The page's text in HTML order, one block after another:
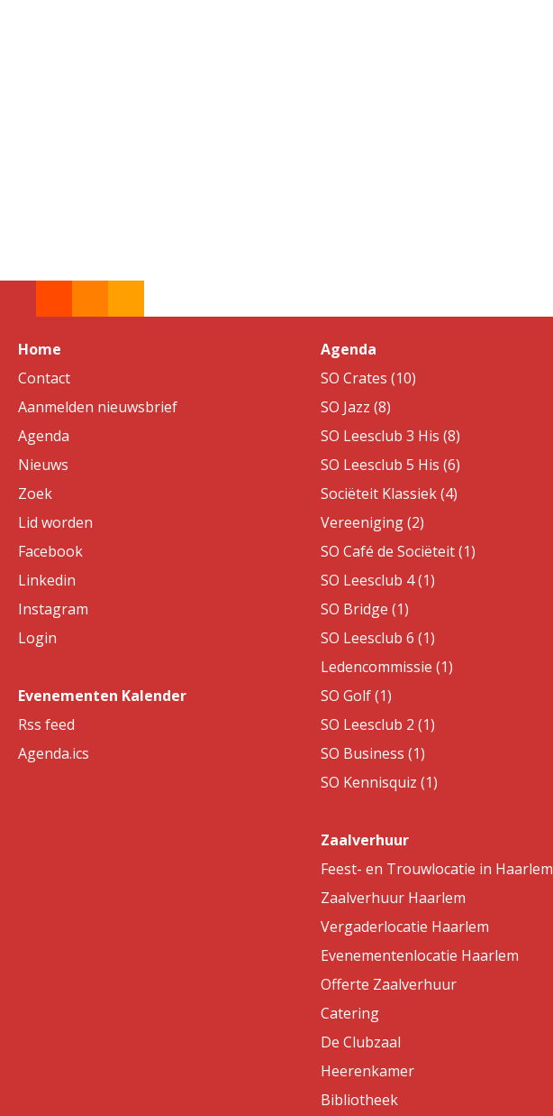
Home
Contact
Aanmelden nieuwsbrief
Agenda
Nieuws
Zoek
Lid worden
Facebook
Linkedin
Instagram
Login
Evenementen Kalender
Rss feed
Agenda.ics
Agenda
SO Crates (10)
SO Jazz (8)
SO Leesclub 3 His (8)
SO Leesclub 5 His (6)
Sociëteit Klassiek (4)
Vereeniging (2)
SO Café de Sociëteit (1)
SO Leesclub 4 (1)
SO Bridge (1)
SO Leesclub 6 (1)
Ledencommissie (1)
SO Golf (1)
SO Leesclub 2 (1)
SO Business (1)
SO Kennisquiz (1)
Zaalverhuur
Feest- en Trouwlocatie in Haarlem
Zaalverhuur Haarlem
Vergaderlocatie Haarlem
Evenementenlocatie Haarlem
Offerte Zaalverhuur
Catering
De Clubzaal
Heerenkamer
Bibliotheek